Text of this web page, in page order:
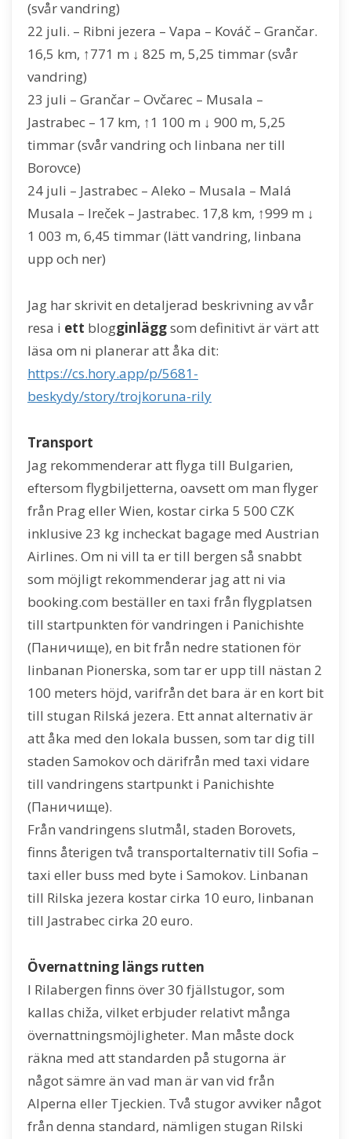
(svår vandring)
22 juli. – Ribni jezera – Vapa – Kováč – Grančar.
16,5 km, ↑771 m ↓ 825 m, 5,25 timmar (svår
vandring)
23 juli – Grančar – Ovčarec – Musala –
Jastrabec – 17 km, ↑1 100 m ↓ 900 m, 5,25
timmar (svår vandring och linbana ner till
Borovce)
24 juli – Jastrabec – Aleko – Musala – Malá
Musala – Ireček – Jastrabec. 17,8 km, ↑999 m ↓
1 003 m, 6,45 timmar (lätt vandring, linbana
upp och ner)
Jag har skrivit en detaljerad beskrivning av vår
resa i ett blogginläggsom definitivt är värt att
läsa om ni planerar att åka dit:
https://cs.hory.app/p/5681-
beskydy/story/trojkoruna-rily
Transport
Jag rekommenderar att flyga till Bulgarien,
eftersom flygbiljetterna, oavsett om man flyger
från Prag eller Wien, kostar cirka 5 500 CZK
inklusive 23 kg incheckat bagage med Austrian
Airlines. Om ni vill ta er till bergen så snabbt
som möjligt rekommenderar jag att ni via
booking.com beställer en taxi från flygplatsen
till startpunkten för vandringen i Panichishte
(Паничище), en bit från nedre stationen för
linbanan Pionerska, som tar er upp till nästan 2
100 meters höjd, varifrån det bara är en kort bit
till stugan Rilská jezera. Ett annat alternativ är
att åka med den lokala bussen, som tar dig till
staden Samokov och därifrån med taxi vidare
till vandringens startpunkt i Panichishte
(Паничище).
Från vandringens slutmål, staden Borovets,
finns återigen två transportalternativ till Sofia –
taxi eller buss med byte i Samokov. Linbanan
till Rilska jezera kostar cirka 10 euro, linbanan
till Jastrabec cirka 20 euro.
Övernattning längs rutten
I Rilabergen finns över 30 fjällstugor, som
kallas chiža, vilket erbjuder relativt många
övernattningsmöjligheter. Man måste dock
räkna med att standarden på stugorna är
något sämre än vad man är van vid från
Alperna eller Tjeckien. Två stugor avviker något
från denna standard, nämligen stugan Rilski